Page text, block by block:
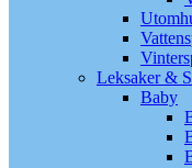
Leksaker &
Baby